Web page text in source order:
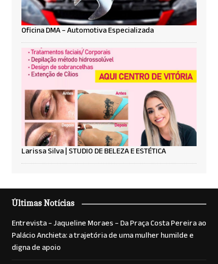
Oficina DMA – Automotiva Especializada
Larissa Silva | STUDIO DE BELEZA E ESTÉTICA
Últimas Notícias
Entrevista – Jaqueline Moraes – Da Praça Costa Pereira ao
Palácio Anchieta: a trajetória de uma mulher humilde e
digna de apoio